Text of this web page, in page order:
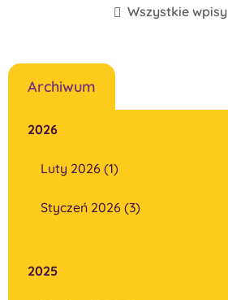
Wszystkie wpisy
Archiwum
2026
Luty 2026 (1)
Styczeń 2026 (3)
2025